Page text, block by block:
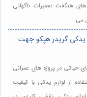
هنگفت تعمیرات ناگهانی
می
یدکی گریدر هپکو جهت
حیاتی در پروژه های عمرانی
از لوازم یدکی با کیفیت